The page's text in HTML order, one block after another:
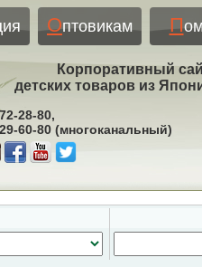
Оптовикам П
Корпоративный
детских товаров из
28-80,
60-80 (многоканальный)